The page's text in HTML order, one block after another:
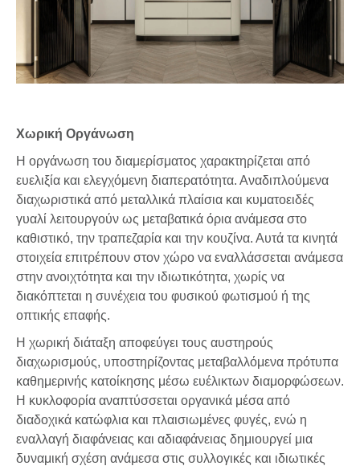
Χωρική Οργάνωση
Η οργάνωση του διαμερίσματος χαρακτηρίζεται από
ευελιξία και ελεγχόμενη διαπερατότητα. Αναδιπλούμενα
διαχωριστικά από μεταλλικά πλαίσια και κυματοειδές
γυαλί λειτουργούν ως μεταβατικά όρια ανάμεσα στο
καθιστικό, την τραπεζαρία και την κουζίνα. Αυτά τα κινητά
στοιχεία επιτρέπουν στον χώρο να εναλλάσσεται ανάμεσα
στην ανοιχτότητα και την ιδιωτικότητα, χωρίς να
διακόπτεται η συνέχεια του φυσικού φωτισμού ή της
οπτικής επαφής.
Η χωρική διάταξη αποφεύγει τους αυστηρούς
διαχωρισμούς, υποστηρίζοντας μεταβαλλόμενα πρότυπα
καθημερινής κατοίκησης μέσω ευέλικτων διαμορφώσεων.
Η κυκλοφορία αναπτύσσεται οργανικά μέσα από
διαδοχικά κατώφλια και πλαισιωμένες φυγές, ενώ η
εναλλαγή διαφάνειας και αδιαφάνειας δημιουργεί μια
δυναμική σχέση ανάμεσα στις συλλογικές και ιδιωτικές